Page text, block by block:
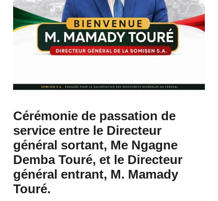
Cérémonie de passation de
service entre le Directeur
général sortant, Me Ngagne
Demba Touré, et le Directeur
général entrant, M. Mamady
Touré.